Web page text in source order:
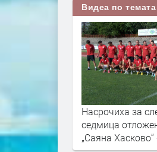
Видеа по темата
мач на
„Черноморец“
Невъзможните
спасявания от